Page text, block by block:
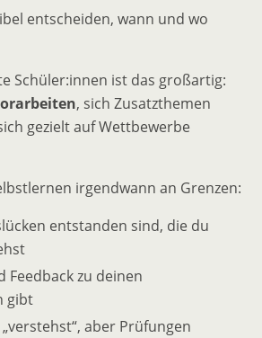
entscheiden, wann und wo
Schüler:innen ist das großartig:
, sich Zusatzthemen
gezielt auf Wettbewerbe
irgendwann an Grenzen:
entstanden sind, die du
Feedback zu deinen
gibt
aber Prüfungen